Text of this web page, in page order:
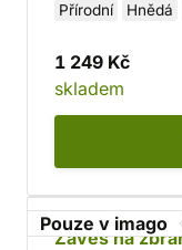
Přírodní Hnědá
1 249 Kč
skladem
Pouze v imago
Závěs na